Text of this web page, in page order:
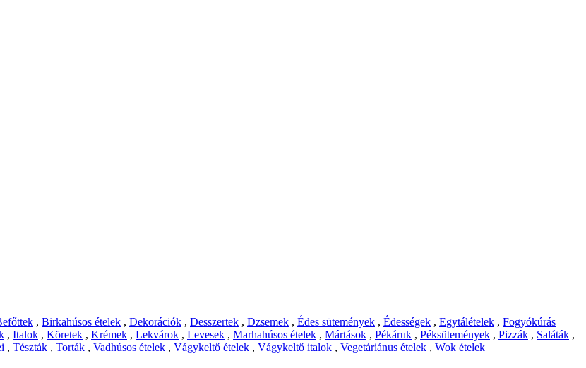
, Birkahúsos ételek , Dekorációk , Desszertek , Dzsemek , Édes sütemények , Édességek , Egytálételek , Fogyókúrás
, Italok , Köretek , Krémek , Lekvárok , Levesek , Marhahúsos ételek , Mártások , Pékáruk , Péksütemények , Pizzák , Saláták ,
, Tészták , Torták , Vadhúsos ételek , Vágykeltő ételek , Vágykeltő italok , Vegetáriánus ételek , Wok ételek